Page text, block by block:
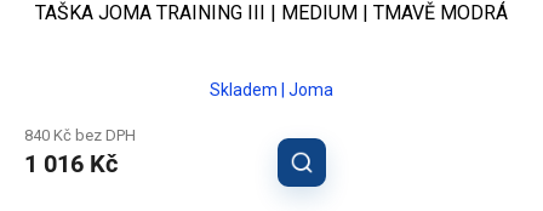
TAŠKA JOMA TRAINING III | MEDIUM | TMAVĚ MODRÁ
Skladem | Joma
840 Kč bez DPH
1 016 Kč